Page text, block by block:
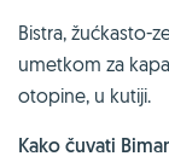
Bistra, žućkasto-
umetkom za
otopine, u kutiji.
Kako čuvati